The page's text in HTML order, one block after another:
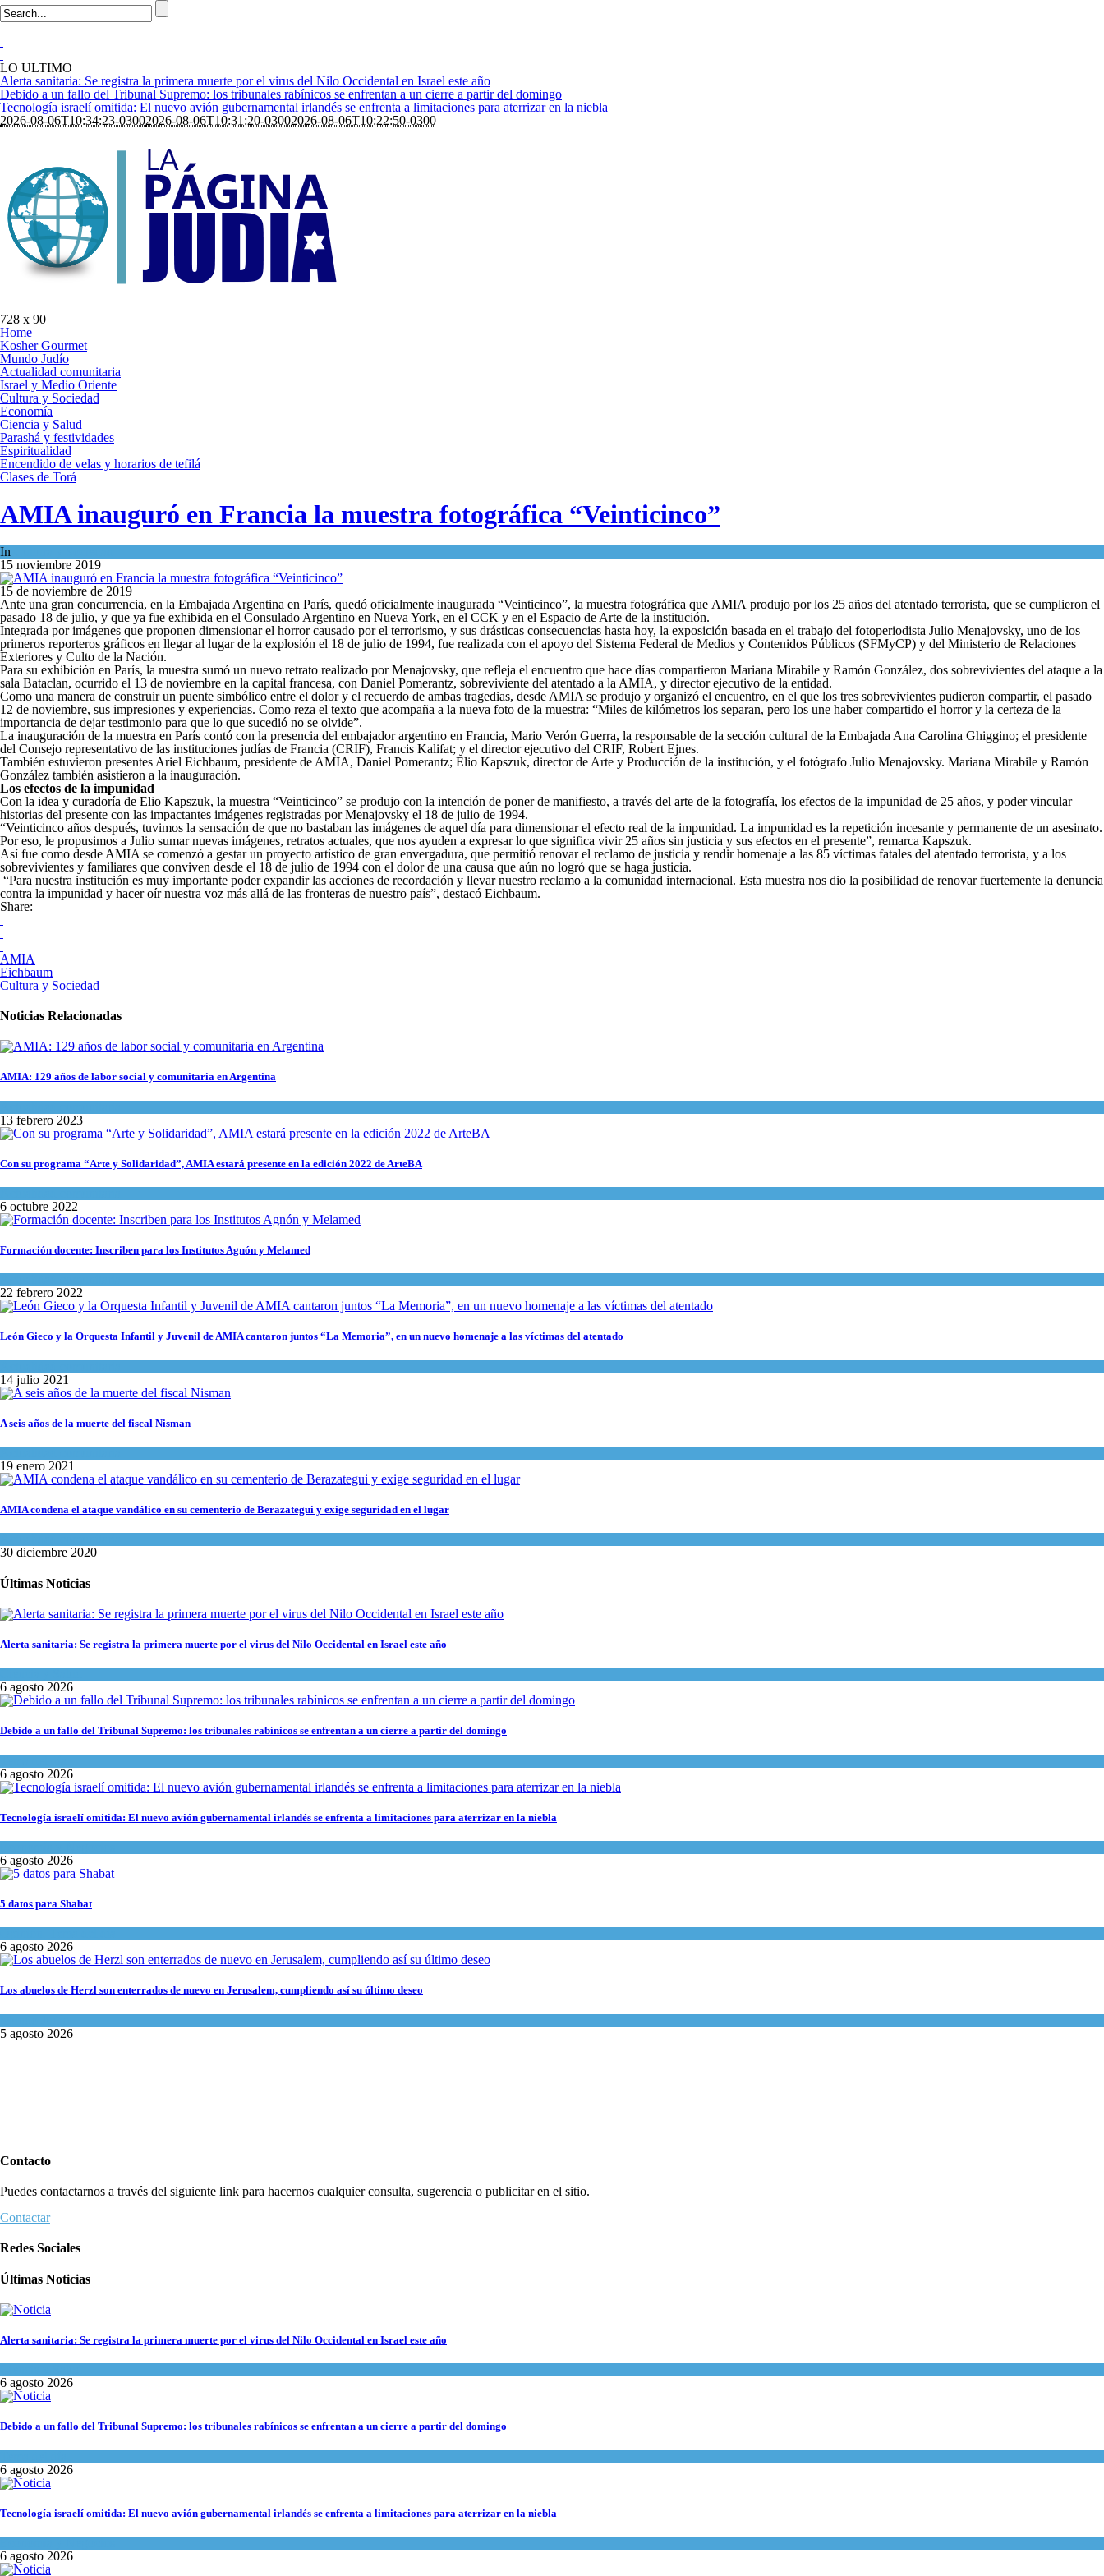
LO ULTIMO
Alerta sanitaria: Se registra la primera muerte por el virus del Nilo Occidental en Israel este año
Debido a un fallo del Tribunal Supremo: los tribunales rabínicos se enfrentan a un cierre a partir del domingo
Tecnología israelí omitida: El nuevo avión gubernamental irlandés se enfrenta a limitaciones para aterrizar en la niebla
2026-08-06T10:34:23-03002026-08-06T10:31:20-03002026-08-06T10:22:50-0300
728 x 90
Home
Kosher Gourmet
Mundo Judío
Actualidad comunitaria
Israel y Medio Oriente
Cultura y Sociedad
Economía
Ciencia y Salud
Parashá y festividades
Espiritualidad
Encendido de velas y horarios de tefilá
Clases de Torá
AMIA inauguró en Francia la muestra fotográfica “Veinticinco”
In
15 noviembre 2019
15 de noviembre de 2019
Ante una gran concurrencia, en la Embajada Argentina en París, quedó oficialmente inaugurada “Veinticinco”, la muestra fotográfica que AMIA produjo por los 25 años del atentado terrorista, que se cumplieron el
pasado 18 de julio, y que ya fue exhibida en el Consulado Argentino en Nueva York, en el CCK y en el Espacio de Arte de la institución.
Integrada por imágenes que proponen dimensionar el horror causado por el terrorismo, y sus drásticas consecuencias hasta hoy, la exposición basada en el trabajo del fotoperiodista Julio Menajovsky, uno de los
primeros reporteros gráficos en llegar al lugar de la explosión el 18 de julio de 1994, fue realizada con el apoyo del Sistema Federal de Medios y Contenidos Públicos (SFMyCP) y del Ministerio de Relaciones
Exteriores y Culto de la Nación.
Para su exhibición en París, la muestra sumó un nuevo retrato realizado por Menajovsky, que refleja el encuentro que hace días compartieron Mariana Mirabile y Ramón González, dos sobrevivientes del ataque a la
sala Bataclan, ocurrido el 13 de noviembre en la capital francesa, con Daniel Pomerantz, sobreviviente del atentado a la AMIA, y director ejecutivo de la entidad.
Como una manera de construir un puente simbólico entre el dolor y el recuerdo de ambas tragedias, desde AMIA se produjo y organizó el encuentro, en el que los tres sobrevivientes pudieron compartir, el pasado
12 de noviembre, sus impresiones y experiencias. Como reza el texto que acompaña a la nueva foto de la muestra: “Miles de kilómetros los separan, pero los une haber compartido el horror y la certeza de la
importancia de dejar testimonio para que lo que sucedió no se olvide”.
La inauguración de la muestra en París contó con la presencia del embajador argentino en Francia, Mario Verón Guerra, la responsable de la sección cultural de la Embajada Ana Carolina Ghiggino; el presidente
del Consejo representativo de las instituciones judías de Francia (CRIF), Francis Kalifat; y el director ejecutivo del CRIF, Robert Ejnes.
También estuvieron presentes Ariel Eichbaum, presidente de AMIA, Daniel Pomerantz; Elio Kapszuk, director de Arte y Producción de la institución, y el fotógrafo Julio Menajovsky. Mariana Mirabile y Ramón
González también asistieron a la inauguración.
Los efectos de la impunidad
Con la idea y curadoría de Elio Kapszuk, la muestra “Veinticinco” se produjo con la intención de poner de manifiesto, a través del arte de la fotografía, los efectos de la impunidad de 25 años, y poder vincular
historias del presente con las impactantes imágenes registradas por Menajovsky el 18 de julio de 1994.
“Veinticinco años después, tuvimos la sensación de que no bastaban las imágenes de aquel día para dimensionar el efecto real de la impunidad. La impunidad es la repetición incesante y permanente de un asesinato.
Por eso, le propusimos a Julio sumar nuevas imágenes, retratos actuales, que nos ayuden a expresar lo que significa vivir 25 años sin justicia y sus efectos en el presente”, remarca Kapszuk.
Así fue como desde AMIA se comenzó a gestar un proyecto artístico de gran envergadura, que permitió renovar el reclamo de justicia y rendir homenaje a las 85 víctimas fatales del atentado terrorista, y a los
sobrevivientes y familiares que conviven desde el 18 de julio de 1994 con el dolor de una causa que aún no logró que se haga justicia.
“Para nuestra institución es muy importante poder expandir las acciones de recordación y llevar nuestro reclamo a la comunidad internacional. Esta muestra nos dio la posibilidad de renovar fuertemente la denuncia
contra la impunidad y hacer oír nuestra voz más allá de las fronteras de nuestro país”, destacó Eichbaum.
Share:
AMIA
Eichbaum
Cultura y Sociedad
Noticias Relacionadas
AMIA: 129 años de labor social y comunitaria en Argentina
13 febrero 2023
Con su programa “Arte y Solidaridad”, AMIA estará presente en la edición 2022 de ArteBA
6 octubre 2022
Formación docente: Inscriben para los Institutos Agnón y Melamed
22 febrero 2022
León Gieco y la Orquesta Infantil y Juvenil de AMIA cantaron juntos “La Memoria”, en un nuevo homenaje a las víctimas del atentado
14 julio 2021
A seis años de la muerte del fiscal Nisman
19 enero 2021
AMIA condena el ataque vandálico en su cementerio de Berazategui y exige seguridad en el lugar
30 diciembre 2020
Últimas Noticias
Alerta sanitaria: Se registra la primera muerte por el virus del Nilo Occidental en Israel este año
6 agosto 2026
Debido a un fallo del Tribunal Supremo: los tribunales rabínicos se enfrentan a un cierre a partir del domingo
6 agosto 2026
Tecnología israelí omitida: El nuevo avión gubernamental irlandés se enfrenta a limitaciones para aterrizar en la niebla
6 agosto 2026
5 datos para Shabat
6 agosto 2026
Los abuelos de Herzl son enterrados de nuevo en Jerusalem, cumpliendo así su último deseo
5 agosto 2026
Contacto
Puedes contactarnos a través del siguiente link para hacernos cualquier consulta, sugerencia o publicitar en el sitio.
Contactar
Redes Sociales
Últimas Noticias
Alerta sanitaria: Se registra la primera muerte por el virus del Nilo Occidental en Israel este año
6 agosto 2026
Debido a un fallo del Tribunal Supremo: los tribunales rabínicos se enfrentan a un cierre a partir del domingo
6 agosto 2026
Tecnología israelí omitida: El nuevo avión gubernamental irlandés se enfrenta a limitaciones para aterrizar en la niebla
6 agosto 2026